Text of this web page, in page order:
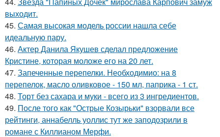
выходит.
45. Самая высокая модель россии нашла себе
идеальную пару.
46. Актер Данила Якушев сделал предложение
Кристине, которая моложе его на 20 лет.
47. Запеченные перепелки. Необходимио: на 8
перепелок, масло оливковое - 150 мл, паприка - 1 ст.
48. Торт без сахара и муки - всего из 3 ингредиентов.
49. После того как "Острые Козырьки" взорвали все
рейтинги, аннабелль уоллис тут же заподозрили в
романе с Киллианом Мерфи.